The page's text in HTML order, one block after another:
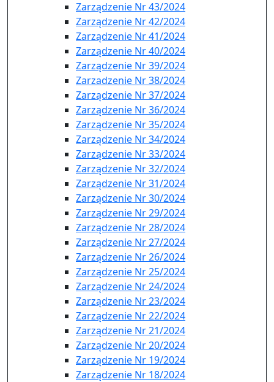
Zarządzenie Nr 43/2024
Zarządzenie Nr 42/2024
Zarządzenie Nr 41/2024
Zarządzenie Nr 40/2024
Zarządzenie Nr 39/2024
Zarzadzenie Nr 38/2024
Zarządzenie Nr 37/2024
Zarządzenie Nr 36/2024
Zarządzenie Nr 35/2024
Zarządzenie Nr 34/2024
Zarządzenie Nr 33/2024
Zarządzenie Nr 32/2024
Zarządzenie Nr 31/2024
Zarządzenie Nr 30/2024
Zarządzenie Nr 29/2024
Zarządzenie Nr 28/2024
Zarządzenie Nr 27/2024
Zarządzenie Nr 26/2024
Zarządzenie Nr 25/2024
Zarządzenie Nr 24/2024
Zarządzenie Nr 23/2024
Zarządzenie Nr 22/2024
Zarządzenie Nr 21/2024
Zarządzenie Nr 20/2024
Zarządzenie Nr 19/2024
Zarządzenie Nr 18/2024